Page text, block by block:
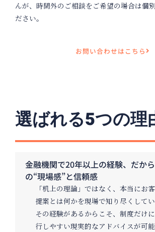
んが、時間外のご相談をご希望の場合は個
ださい。
お問い合わせはこちら
選ばれる5つの理
金融機関で20年以上の経験、だか
の“現場感”と信頼感
「机上の理論」ではなく、 本当にお
提案とは何かを現場で知り尽くしてい
その経験があるからこそ、制度だけ
行しやすい現実的なアドバイスが可能